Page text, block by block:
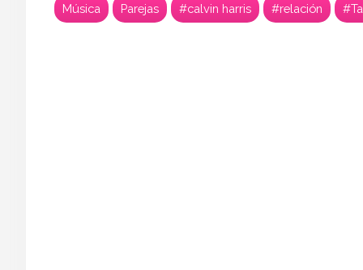
Música Parejas #calvin harris #relación